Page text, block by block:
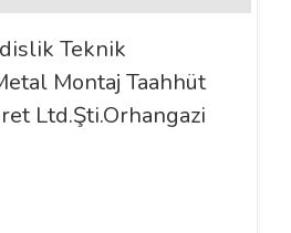
Teknik
Montaj Taahhüt
Ltd.Şti.Orhangazi